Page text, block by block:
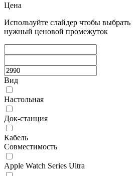
Цена
Используйте слайдер чтобы выбрать
нужный ценовой промежуток
Вид
Настольная
Док-станция
Кабель
Совместимость
Apple Watch Series Ultra